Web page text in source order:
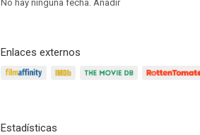
No hay ninguna fecha. Añadir
Enlaces externos
Estadísticas